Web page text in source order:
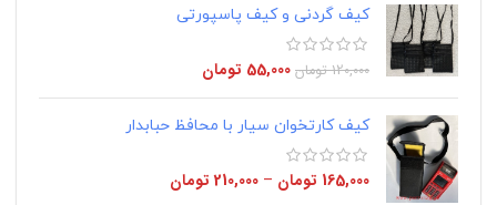
کیف گردنی و کیف پاسپورتی
120,000 تومان 55,000 تومان
کیف کارتخوان سیار با محافظ حبابدار
165,000 تومان –
210,000 تومان